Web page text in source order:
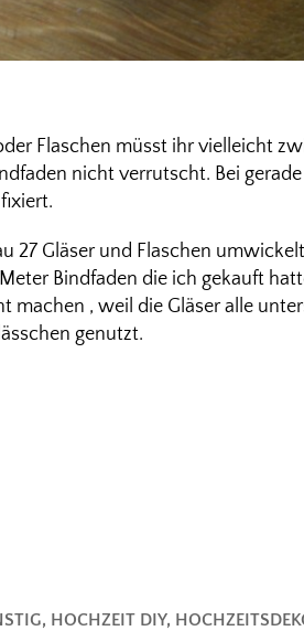
Flaschen müsst ihr vielleicht
nicht verrutscht. Bei
27 Gläser und Flaschen
Bindfaden die ich gekauft
machen , weil die Gläser alle
genutzt.
, HOCHZEIT DIY,